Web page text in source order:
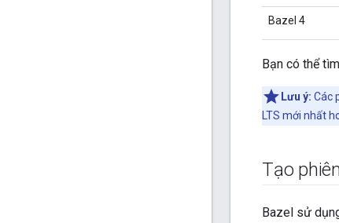
Bazel 4
Bạn có thể
Lưu ý: Các
LTS mới nhất
Tạo
Bazel sử